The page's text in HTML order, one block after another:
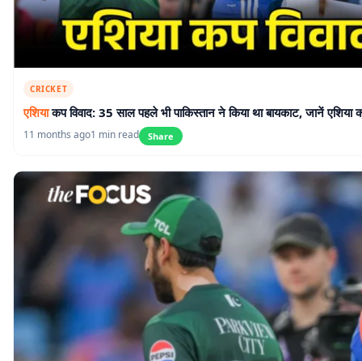
CRICKET
एशियाकप विवाद: 35 साल पहले भी पाकिस्तान ने किया था बायकाट, जानें एशिया
11 months ago1 min read Share